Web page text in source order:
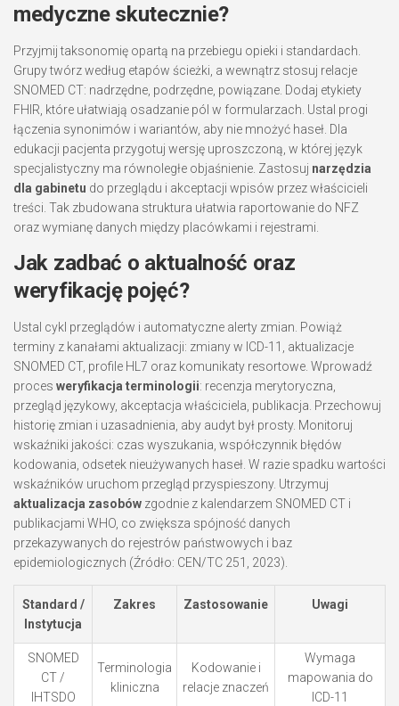
medyczne skutecznie?
Przyjmij taksonomię opartą na przebiegu opieki i standardach.
Grupy twórz według etapów ścieżki, a wewnątrz stosuj relacje
SNOMED CT: nadrzędne, podrzędne, powiązane. Dodaj etykiety
FHIR, które ułatwiają osadzanie pól w formularzach. Ustal progi
łączenia synonimów i wariantów, aby nie mnożyć haseł. Dla
edukacji pacjenta przygotuj wersję uproszczoną, w której język
specjalistyczny ma równoległe objaśnienie. Zastosuj narzędzia
dla gabinetu do przeglądu i akceptacji wpisów przez właścicieli
treści. Tak zbudowana struktura ułatwia raportowanie do NFZ
oraz wymianę danych między placówkami i rejestrami.
Jak zadbać o aktualność oraz
weryfikację pojęć?
Ustal cykl przeglądów i automatyczne alerty zmian. Powiąż
terminy z kanałami aktualizacji: zmiany w ICD-11, aktualizacje
SNOMED CT, profile HL7 oraz komunikaty resortowe. Wprowadź
proces weryfikacja terminologii: recenzja merytoryczna,
przegląd językowy, akceptacja właściciela, publikacja. Przechowuj
historię zmian i uzasadnienia, aby audyt był prosty. Monitoruj
wskaźniki jakości: czas wyszukania, współczynnik błędów
kodowania, odsetek nieużywanych haseł. W razie spadku wartości
wskaźników uruchom przegląd przyspieszony. Utrzymuj
aktualizacja zasobów zgodnie z kalendarzem SNOMED CT i
publikacjami WHO, co zwiększa spójność danych
przekazywanych do rejestrów państwowych i baz
epidemiologicznych (Źródło: CEN/TC 251, 2023).
Standard /
Instytucja
Zakres Zastosowanie Uwagi
SNOMED
CT /
IHTSDO
Terminologia
kliniczna
Kodowanie i
relacje znaczeń
Wymaga
mapowania do
ICD-11